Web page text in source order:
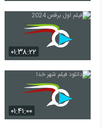
۰۱:۳۸:۲۲
۰۱:۴۱:۰۰